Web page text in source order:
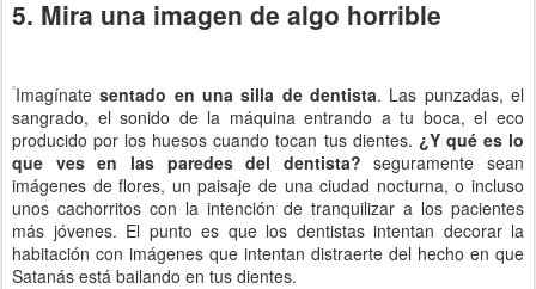
5. Mira una imagen de algo horrible
Imagínate sentado en una silla de dentista. Las punzadas, el
sangrado, el sonido de la máquina entrando a tu boca, el eco
producido por los huesos cuando tocan tus dientes. ¿Y qué es lo
que ves en las paredes del dentista? seguramente sean
imágenes de flores, un paisaje de una ciudad nocturna, o incluso
unos cachorritos con la intención de tranquilizar a los pacientes
más jóvenes. El punto es que los dentistas intentan decorar la
habitación con imágenes que intentan distraerte del hecho en que
Satanás está bailando en tus dientes.